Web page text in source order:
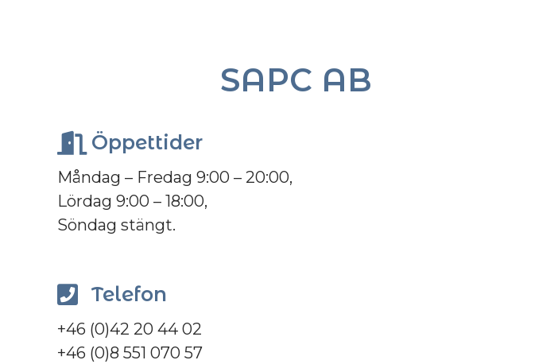
SAPC AB
Öppettider
Måndag – Fredag 9:00 – 20:00,
Lördag 9:00 – 18:00,
Söndag stängt.
Telefon
+46 (0)42 20 44 02
+46 (0)8 551 070 57